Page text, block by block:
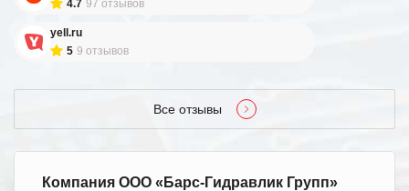
4.7 97 отзывов
yell.ru
5 9 отзывов
Все отзывы
Компания ООО «Барс-Гидравлик Групп»